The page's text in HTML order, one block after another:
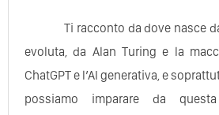
Ti racconto da dove nasce
evoluta, da Alan Turing e la
ChatGPT e l’AI generativa, e
possiamo imparare da